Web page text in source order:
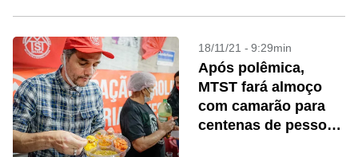
18/11/21 - 9:29min
Após polêmica,
MTST fará almoço
com camarão para
centenas de pessoas